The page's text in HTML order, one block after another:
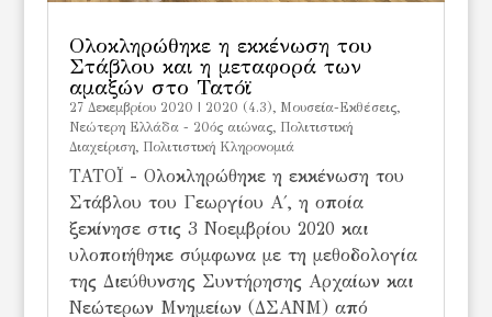
Ολοκληρώθηκε η εκκένωση του
Στάβλου και η μεταφορά των
αμαξών στο Τατόϊ
27 Δεκεμβρίου 2020 2020 (4.3), Μουσεία-Εκθέσεις,
Νεώτερη Ελλάδα - 20ός αιώνας, Πολιτιστική
Διαχείριση, Πολιτιστική Κληρονομιά
TATOΪ - Ολοκληρώθηκε η εκκένωση του
Στάβλου του Γεωργίου Α΄, η οποία
ξεκίνησε στις 3 Νοεμβρίου 2020 και
υλοποιήθηκε σύμφωνα με τη μεθοδολογία
της Διεύθυνσης Συντήρησης Αρχαίων και
Νεώτερων Μνημείων (ΔΣΑΝΜ) από